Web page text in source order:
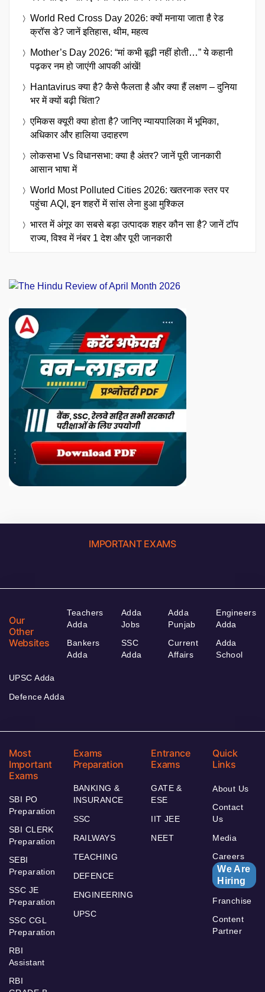
World Red Cross Day 2026: क्यों मनाया जाता है रेड
क्रॉस डे? जानें इतिहास, थीम, महत्व
Mother’s Day 2026: “मां कभी बूढ़ी नहीं होती…” ये कहानी
पढ़कर नम हो जाएंगी आपकी आंखें!
Hantavirus क्या है? कैसे फैलता है और क्या हैं लक्षण – दुनिया
भर में क्यों बढ़ी चिंता?
एमिकस क्यूरी क्या होता है? जानिए न्यायपालिका में भूमिका,
अधिकार और हालिया उदाहरण
लोकसभा Vs विधानसभा: क्या है अंतर? जानें पूरी जानकारी
आसान भाषा में
World Most Polluted Cities 2026: खतरनाक स्तर पर
पहुंचा AQI, इन शहरों में सांस लेना हुआ मुश्किल
भारत में अंगूर का सबसे बड़ा उत्पादक शहर कौन सा है? जानें टॉप
राज्य, विश्व में नंबर 1 देश और पूरी जानकारी
IMPORTANT EXAMS
Our
Other
Websites
Teachers
Adda
Bankers
Adda
Adda
Jobs
SSC
Adda
Adda
Punjab
Current
Affairs
Engineers
Adda
Adda
School
UPSC Adda
Defence Adda
Most
Important
Exams
SBI PO
Preparation
SBI CLERK
Preparation
SEBI
Preparation
SSC JE
Preparation
SSC CGL
Preparation
RBI
Assistant
RBI
Exams
Preparation
BANKING &
INSURANCE
SSC
RAILWAYS
TEACHING
DEFENCE
ENGINEERING
UPSC
Entrance
Exams
GATE &
ESE
IIT JEE
NEET
Quick
Links
About Us
Contact
Us
Media
Careers
We Are
Hiring
Franchise
Content
Partner